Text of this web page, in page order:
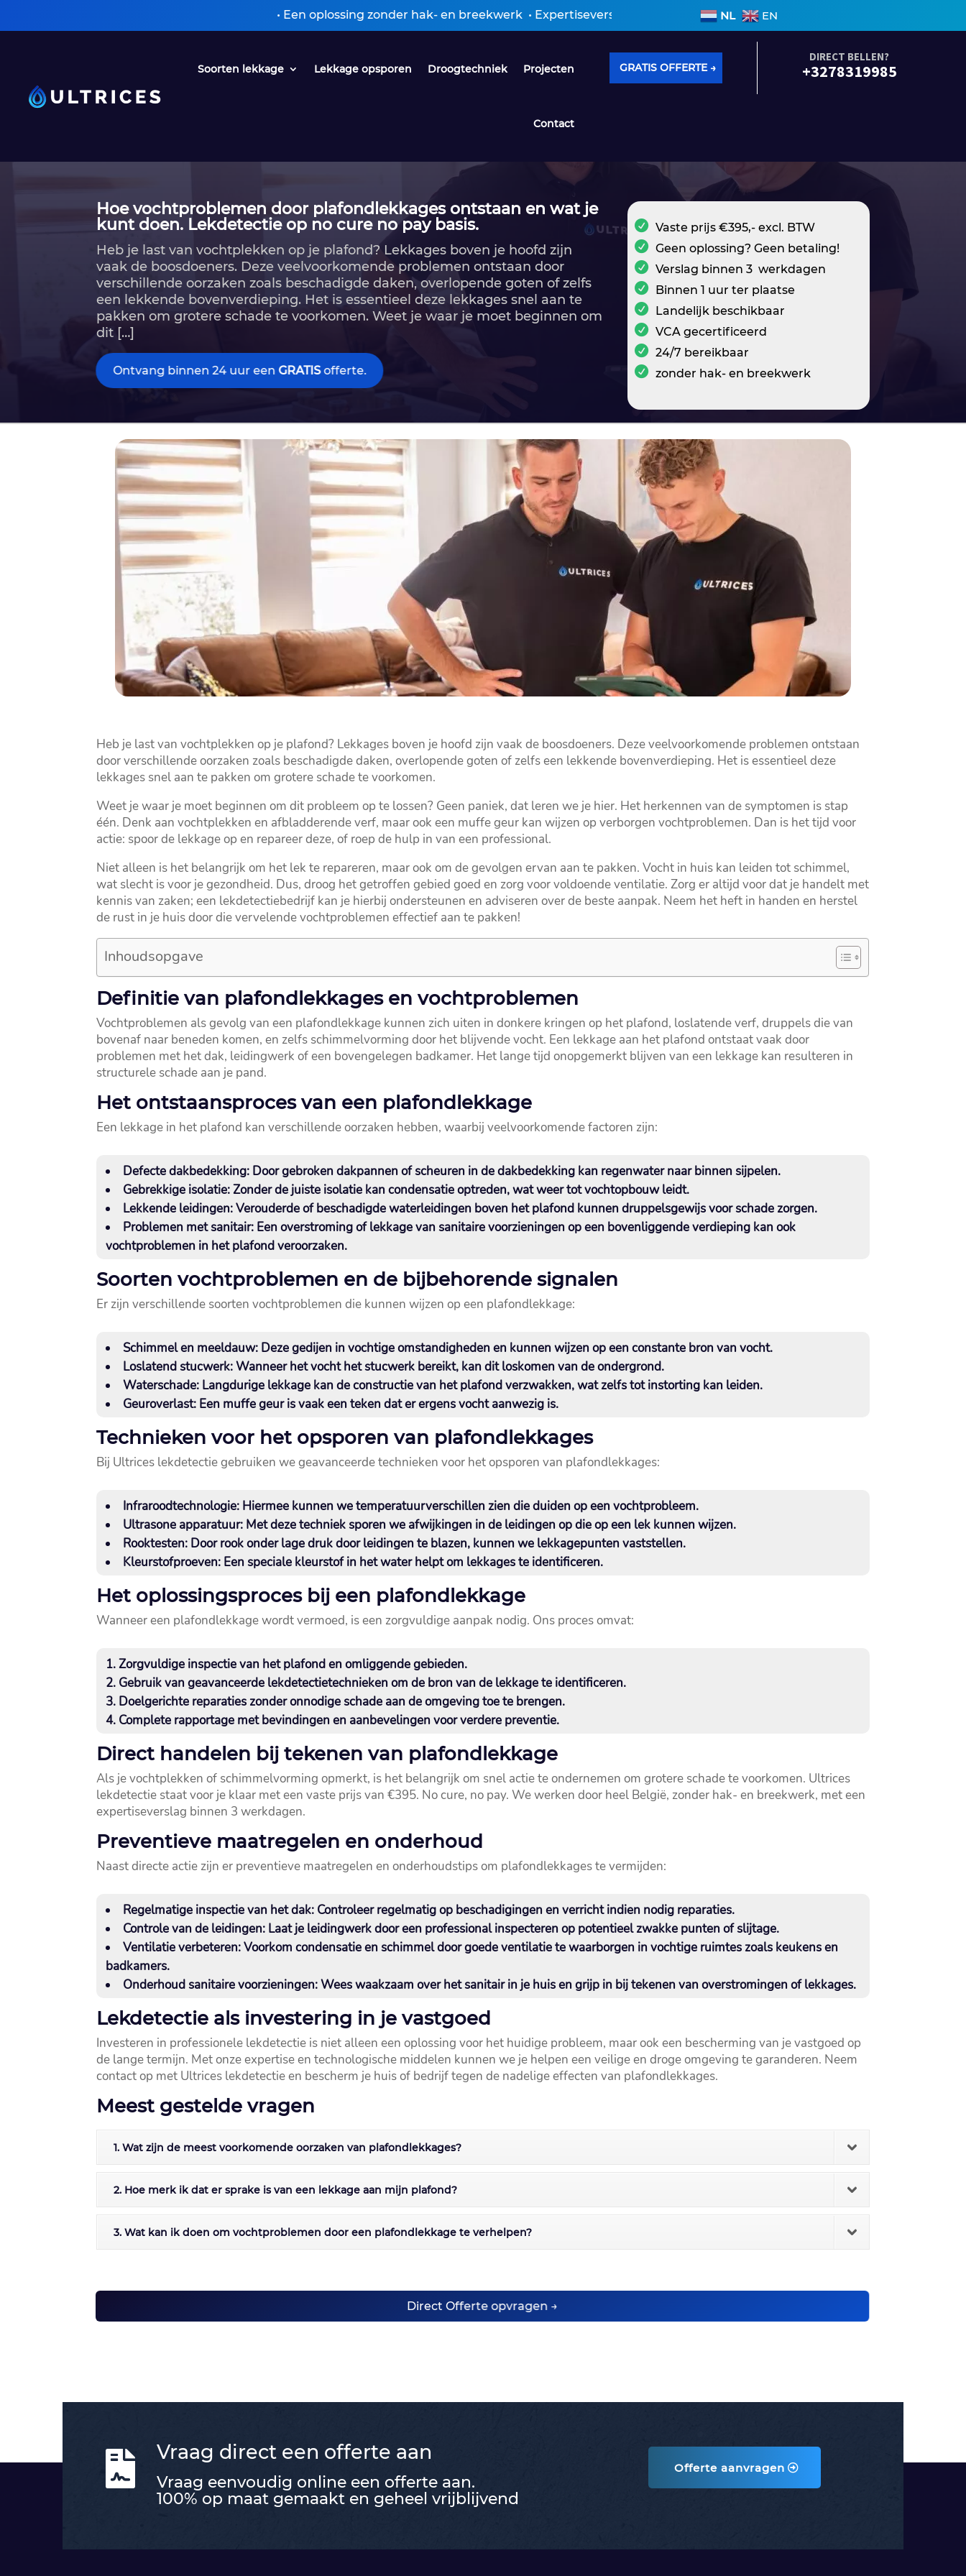
• Een oplossing zonder hak- en breekwerk • Expertiseverslag ontvangen binnen 3 werkdagen • Geen voorrijkosten • Alle
NL EN
Soorten lekkage Lekkage opsporen Droogtechniek Projecten
Contact
GRATIS OFFERTE →
DIRECT BELLEN?
+3278319985
Hoe vochtproblemen door plafondlekkages ontstaan en wat je
kunt doen.​ Lekdetectie op no cure no pay basis.
Heb je last van vochtplekken op je plafond? Lekkages boven je hoofd zijn
vaak de boosdoeners.​ Deze veelvoorkomende problemen ontstaan door
verschillende oorzaken zoals beschadigde daken, overlopende goten of zelfs
een lekkende bovenverdieping.​ Het is essentieel deze lekkages snel aan te
pakken om grotere schade te voorkomen.​ Weet je waar je moet beginnen om
dit […]
Ontvang binnen 24 uur eenGRATISofferte.
Vaste prijs €395,- excl. BTW
Geen oplossing? Geen betaling!
Verslag binnen 3 werkdagen
Binnen 1 uur ter plaatse
Landelijk beschikbaar
VCA gecertificeerd
24/7 bereikbaar
zonder hak- en breekwerk
Heb je last van vochtplekken op je plafond? Lekkages boven je hoofd zijn vaak de boosdoeners.​ Deze veelvoorkomende problemen ontstaan
door verschillende oorzaken zoals beschadigde daken, overlopende goten of zelfs een lekkende bovenverdieping.​ Het is essentieel deze
lekkages snel aan te pakken om grotere schade te voorkomen.​
Weet je waar je moet beginnen om dit probleem op te lossen? Geen paniek, dat leren we je hier.​ Het herkennen van de symptomen is stap
één.​ Denk aan vochtplekken en afbladderende verf, maar ook een muffe geur kan wijzen op verborgen vochtproblemen.​ Dan is het tijd voor
actie: spoor de lekkage op en repareer deze, of roep de hulp in van een professional.​
Niet alleen is het belangrijk om het lek te repareren, maar ook om de gevolgen ervan aan te pakken.​ Vocht in huis kan leiden tot schimmel,
wat slecht is voor je gezondheid.​ Dus, droog het getroffen gebied goed en zorg voor voldoende ventilatie.​ Zorg er altijd voor dat je handelt met
kennis van zaken; een lekdetectiebedrijf kan je hierbij ondersteunen en adviseren over de beste aanpak.​ Neem het heft in handen en herstel
de rust in je huis door die vervelende vochtproblemen effectief aan te pakken!
Inhoudsopgave
Definitie van plafondlekkages en vochtproblemen
Vochtproblemen als gevolg van een plafondlekkage kunnen zich uiten in donkere kringen op het plafond, loslatende verf, druppels die van
bovenaf naar beneden komen, en zelfs schimmelvorming door het blijvende vocht.​ Een lekkage aan het plafond ontstaat vaak door
problemen met het dak, leidingwerk of een bovengelegen badkamer.​ Het lange tijd onopgemerkt blijven van een lekkage kan resulteren in
structurele schade aan je pand.​
Het ontstaansproces van een plafondlekkage
Een lekkage in het plafond kan verschillende oorzaken hebben, waarbij veelvoorkomende factoren zijn:
Defecte dakbedekking: Door gebroken dakpannen of scheuren in de dakbedekking kan regenwater naar binnen sijpelen.​
Gebrekkige isolatie:Zonder de juiste isolatie kan condensatie optreden, wat weer tot vochtopbouw leidt.​
Lekkende leidingen:Verouderde of beschadigde waterleidingen boven het plafond kunnen druppelsgewijs voor schade zorgen.​
Problemen met sanitair: Een overstroming of lekkage van sanitaire voorzieningen op een bovenliggende verdieping kan ook
vochtproblemen in het plafond veroorzaken.​
Soorten vochtproblemen en de bijbehorende signalen
Er zijn verschillende soorten vochtproblemen die kunnen wijzen op een plafondlekkage:
Schimmel en meeldauw: Deze gedijen in vochtige omstandigheden en kunnen wijzen op een constante bron van vocht.​
Loslatend stucwerk:Wanneer het vocht het stucwerk bereikt, kan dit loskomen van de ondergrond.​
Waterschade: Langdurige lekkage kan de constructie van het plafond verzwakken, wat zelfs tot instorting kan leiden.​
Geuroverlast: Een muffe geur is vaak een teken dat er ergens vocht aanwezig is.​
Technieken voor het opsporen van plafondlekkages
Bij Ultrices lekdetectie gebruiken we geavanceerde technieken voor het opsporen van plafondlekkages:
Infraroodtechnologie: Hiermee kunnen we temperatuurverschillen zien die duiden op een vochtprobleem.​
Ultrasone apparatuur: Met deze techniek sporen we afwijkingen in de leidingen op die op een lek kunnen wijzen.​
Rooktesten: Door rook onder lage druk door leidingen te blazen, kunnen we lekkagepunten vaststellen.​
Kleurstofproeven: Een speciale kleurstof in het water helpt om lekkages te identificeren.​
Het oplossingsproces bij een plafondlekkage
Wanneer een plafondlekkage wordt vermoed, is een zorgvuldige aanpak nodig.​ Ons proces omvat:
Zorgvuldige inspectie van het plafond en omliggende gebieden.​
Gebruik van geavanceerde lekdetectietechnieken om de bron van de lekkage te identificeren.​
Doelgerichte reparaties zonder onnodige schade aan de omgeving toe te brengen.​
Complete rapportage met bevindingen en aanbevelingen voor verdere preventie.​
Direct handelen bij tekenen van plafondlekkage
Als je vochtplekken of schimmelvorming opmerkt, is het belangrijk om snel actie te ondernemen om grotere schade te voorkomen.​ Ultrices
lekdetectie staat voor je klaar met een vaste prijs van €395.​ No cure, no pay.​ We werken door heel België, zonder hak- en breekwerk, met een
expertiseverslag binnen 3 werkdagen.​
Preventieve maatregelen en onderhoud
Naast directe actie zijn er preventieve maatregelen en onderhoudstips om plafondlekkages te vermijden:
Regelmatige inspectie van het dak: Controleer regelmatig op beschadigingen en verricht indien nodig reparaties.​
Controle van de leidingen: Laat je leidingwerk door een professional inspecteren op potentieel zwakke punten of slijtage.​
Ventilatie verbeteren:Voorkom condensatie en schimmel door goede ventilatie te waarborgen in vochtige ruimtes zoals keukens en
badkamers.​
Onderhoud sanitaire voorzieningen:Wees waakzaam over het sanitair in je huis en grijp in bij tekenen van overstromingen of lekkages.​
Lekdetectie als investering in je vastgoed
Investeren in professionele lekdetectie is niet alleen een oplossing voor het huidige probleem, maar ook een bescherming van je vastgoed op
de lange termijn.​ Met onze expertise en technologische middelen kunnen we je helpen een veilige en droge omgeving te garanderen.​ Neem
contact op met Ultrices lekdetectie en bescherm je huis of bedrijf tegen de nadelige effecten van plafondlekkages.​
Meest gestelde vragen
1. Wat zijn de meest voorkomende oorzaken van plafondlekkages?
2. Hoe merk ik dat er sprake is van een lekkage aan mijn plafond?
3. Wat kan ik doen om vochtproblemen door een plafondlekkage te verhelpen?
Direct Offerte opvragen →
 Vraag direct een offerte aan
Vraag eenvoudig online een offerte aan.
100% op maat gemaakt en geheel vrijblijvend
Offerte aanvragen